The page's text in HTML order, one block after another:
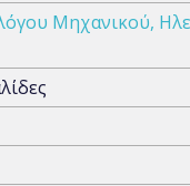
Μηχανικού,